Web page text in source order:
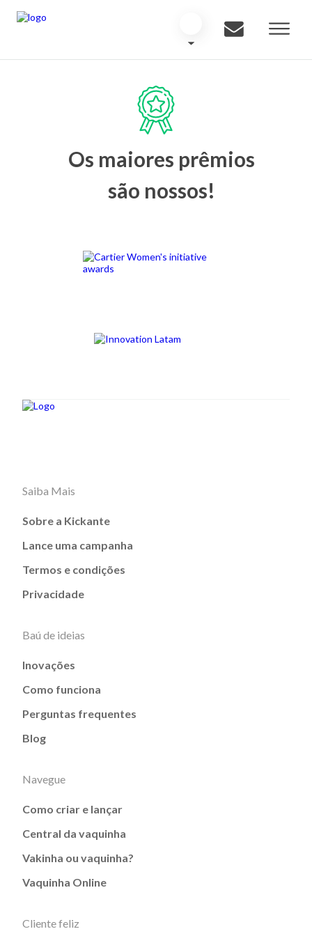
Os maiores prêmios
são nossos!
Saiba Mais
Sobre a Kickante
Lance uma campanha
Termos e condições
Privacidade
Baú de ideias
Inovações
Como funciona
Perguntas frequentes
Blog
Navegue
Como criar e lançar
Central da vaquinha
Vakinha ou vaquinha?
Vaquinha Online
Cliente feliz